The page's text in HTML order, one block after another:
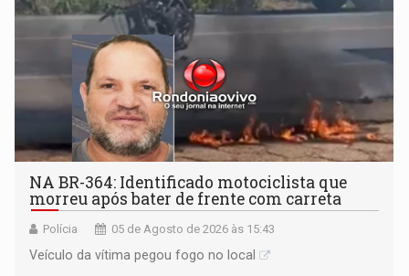
NA BR-364: Identificado motociclista que
morreu após bater de frente com carreta
Polícia 05 de Agosto de 2026 às 15:43
Veículo da vítima pegou fogo no local